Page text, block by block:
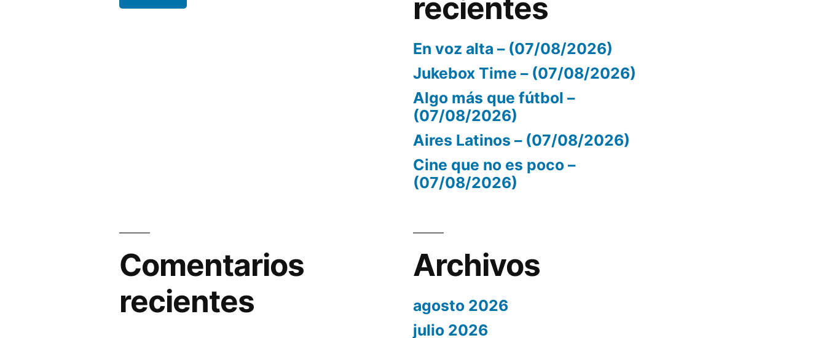
recientes
En voz alta – (07/08/2026)
Jukebox Time – (07/08/2026)
Algo más que fútbol –
(07/08/2026)
Aires Latinos – (07/08/2026)
Cine que no es poco –
(07/08/2026)
Comentarios
recientes
Archivos
agosto 2026
julio 2026